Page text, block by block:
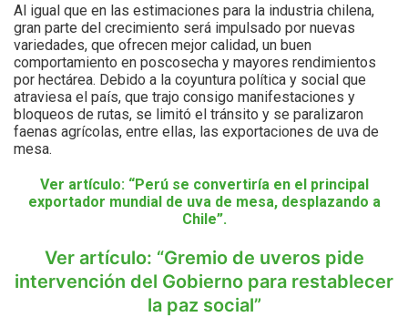
Al igual que en las estimaciones para la industria chilena,
gran parte del crecimiento será impulsado por nuevas
variedades, que ofrecen mejor calidad, un buen
comportamiento en poscosecha y mayores rendimientos
por hectárea. Debido a la coyuntura política y social que
atraviesa el país, que trajo consigo manifestaciones y
bloqueos de rutas, se limitó el tránsito y se paralizaron
faenas agrícolas, entre ellas, las exportaciones de uva de
mesa.
Ver artículo: “Perú se convertiría en el principal
exportador mundial de uva de mesa, desplazando a
Chile”.
Ver artículo: “Gremio de uveros pide
intervención del Gobierno para restablecer
la paz social”